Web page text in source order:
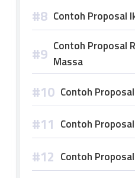
Contoh Proposal
Contoh Proposal
Massa
Contoh
Contoh
Contoh